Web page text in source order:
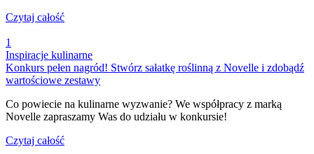
Czytaj całość
1
Inspiracje kulinarne
Konkurs pełen nagród! Stwórz sałatkę roślinną z Novelle i zdobądź
wartościowe zestawy
Co powiecie na kulinarne wyzwanie? We współpracy z marką
Novelle zapraszamy Was do udziału w konkursie!
Czytaj całość